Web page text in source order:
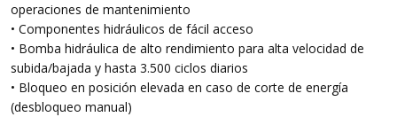
operaciones de mantenimiento
• Componentes hidráulicos de fácil acceso
• Bomba hidráulica de alto rendimiento para alta velocidad de
subida/bajada y hasta 3.500 ciclos diarios
• Bloqueo en posición elevada en caso de corte de energía
(desbloqueo manual)